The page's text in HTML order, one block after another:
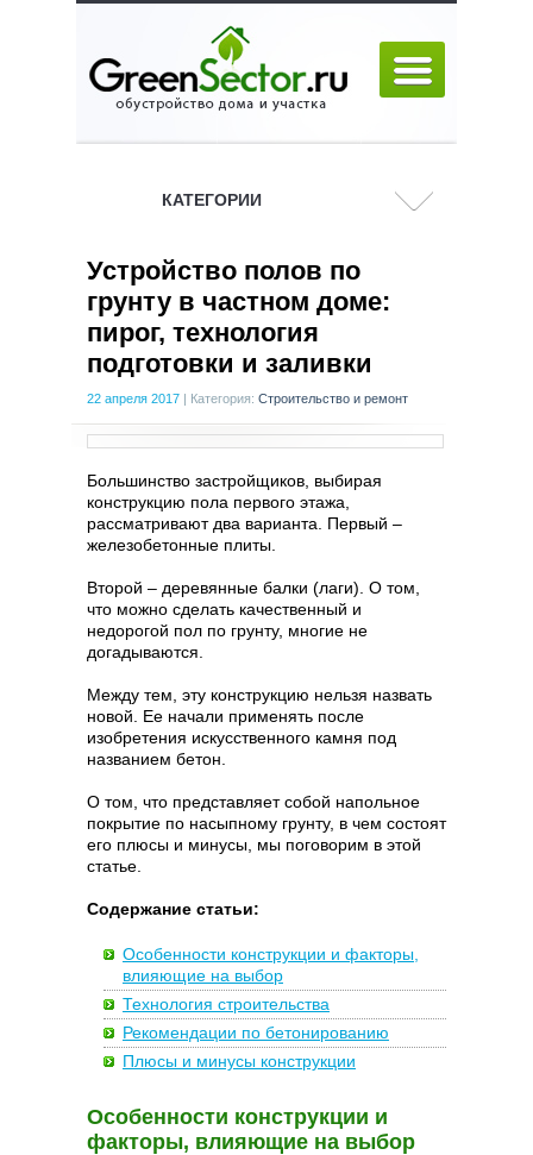
КАТЕГОРИИ
Устройство полов по
грунту в частном доме:
пирог, технология
подготовки и заливки
22 апреля 2017 | Категория: Строительство и ремонт
Большинство застройщиков, выбирая
конструкцию пола первого этажа,
рассматривают два варианта. Первый –
железобетонные плиты.
Второй – деревянные балки (лаги). О том,
что можно сделать качественный и
недорогой пол по грунту, многие не
догадываются.
Между тем, эту конструкцию нельзя назвать
новой. Ее начали применять после
изобретения искусственного камня под
названием бетон.
О том, что представляет собой напольное
покрытие по насыпному грунту, в чем состоят
его плюсы и минусы, мы поговорим в этой
статье.
Содержание статьи:
Особенности конструкции и факторы,
влияющие на выбор
Технология строительства
Рекомендации по бетонированию
Плюсы и минусы конструкции
Особенности конструкции и
факторы, влияющие на выбор